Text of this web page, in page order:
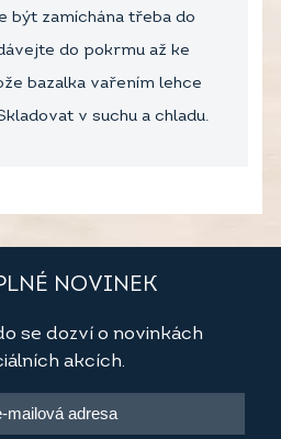
být zamíchána třeba do
do pokrmu až ke
bazalka vařením lehce
v suchu a chladu.
NOVINEK
se dozví o novinkách
akcích.